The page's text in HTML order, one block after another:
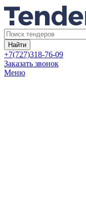
Найти
+7(727)318-76-09
Заказать звонок
Меню